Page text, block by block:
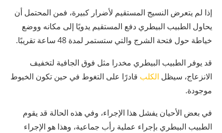
إذا لم يتعرض النسيج المستقيم لأضرار كبيرة، فمن المحتمل أن
يحاول الطبيب البيطري دفع المستقيم يدويًا إلى مكانه ووضع
خياطة حول فتحة الشرج والتي ستستمر لمدة 48 ساعة تقريبًا.
قد يوفر الطبيب البيطري مخدرا مثل فوق الجافية لتخفيف
الانزعاج، سيظل الكلب قادرًا على التغوط في حين تكون الخيوط
موجودة.
في بعض الأحيان يفشل هذا الإجراء، وفي هذه الحالة قد يقوم
الطبيب البيطري بإجراء عملية رأب جماعية، وهذا هو الإجراء